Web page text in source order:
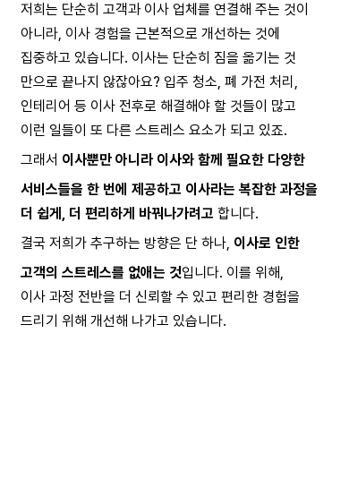
저희는 단순히 고객과 이사 업체를 연결해 주는 것이
아니라, 이사 경험을 근본적으로 개선하는 것에
집중하고 있습니다. 이사는 단순히 짐을 옮기는 것
만으로 끝나지 않잖아요? 입주 청소, 폐 가전 처리,
인테리어 등 이사 전후로 해결해야 할 것들이 많고
이런 일들이 또 다른 스트레스 요소가 되고 있죠.
그래서 이사뿐만 아니라 이사와 함께 필요한 다양한
서비스들을 한 번에 제공하고 이사라는 복잡한 과정을
더 쉽게, 더 편리하게 바꿔나가려고 합니다.
결국 저희가 추구하는 방향은 단 하나, 이사로 인한
고객의 스트레스를 없애는 것입니다. 이를 위해,
이사 과정 전반을 더 신뢰할 수 있고 편리한 경험을
드리기 위해 개선해 나가고 있습니다.